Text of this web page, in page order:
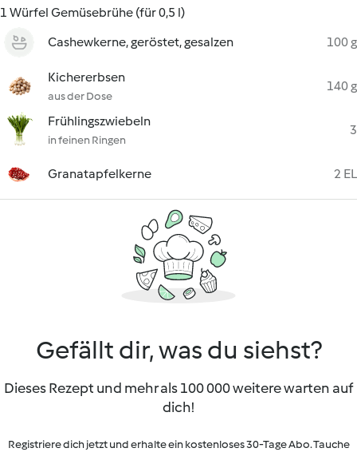
1 Würfel Gemüsebrühe (für 0,5 l)
Cashewkerne, geröstet, gesalzen
100 g
Kichererbsen
aus der Dose
140 g
Frühlingszwiebeln
in feinen Ringen
3
Granatapfelkerne 2 EL
Gefällt dir, was du siehst?
Dieses Rezept und mehr als 100 000 weitere warten auf
dich!
Registriere dich jetzt und erhalte ein kostenloses 30-Tage Abo. Tauche